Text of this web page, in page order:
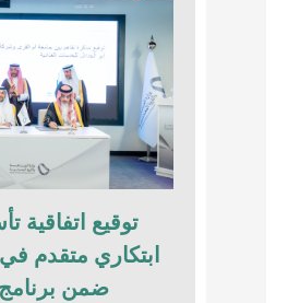
توقيع اتفاقية
ابتكاري متقدم
ضمن